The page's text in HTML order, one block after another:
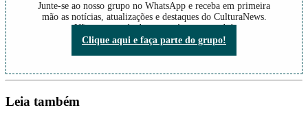
Junte-se ao nosso grupo no WhatsApp e receba em primeira
mão as notícias, atualizações e destaques do CulturaNews.
Não perca nada do que está acontecendo!
Clique aqui e faça parte do grupo!
Leia também